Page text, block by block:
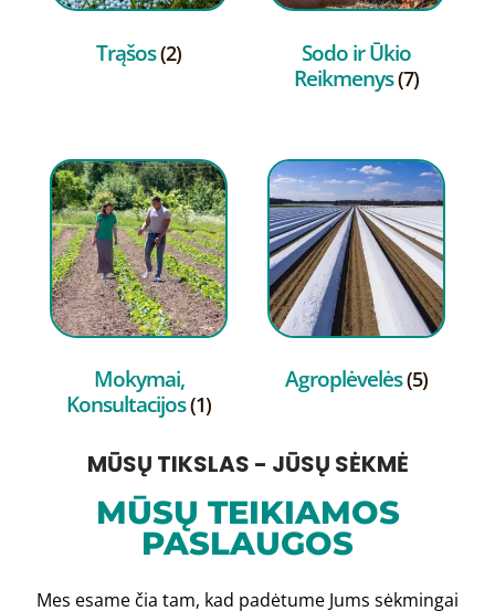
Trąšos(2)
Sodo ir Ūkio
Reikmenys(7)
Mokymai,
Konsultacijos(1)
Agroplėvelės(5)
MŪSŲ TIKSLAS - JŪSŲ SĖKMĖ
MŪSŲ TEIKIAMOS
PASLAUGOS
Mes esame čia tam, kad padėtume Jums sėkmingai